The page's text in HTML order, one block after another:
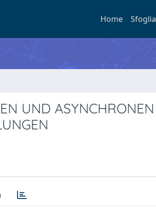
Home Sfoglia
UND ASYNCHRONEN